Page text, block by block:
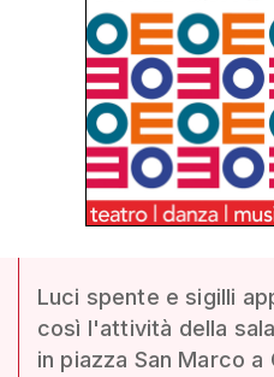
Luci spente e sigilli
così l'attività della
in piazza San Marco a